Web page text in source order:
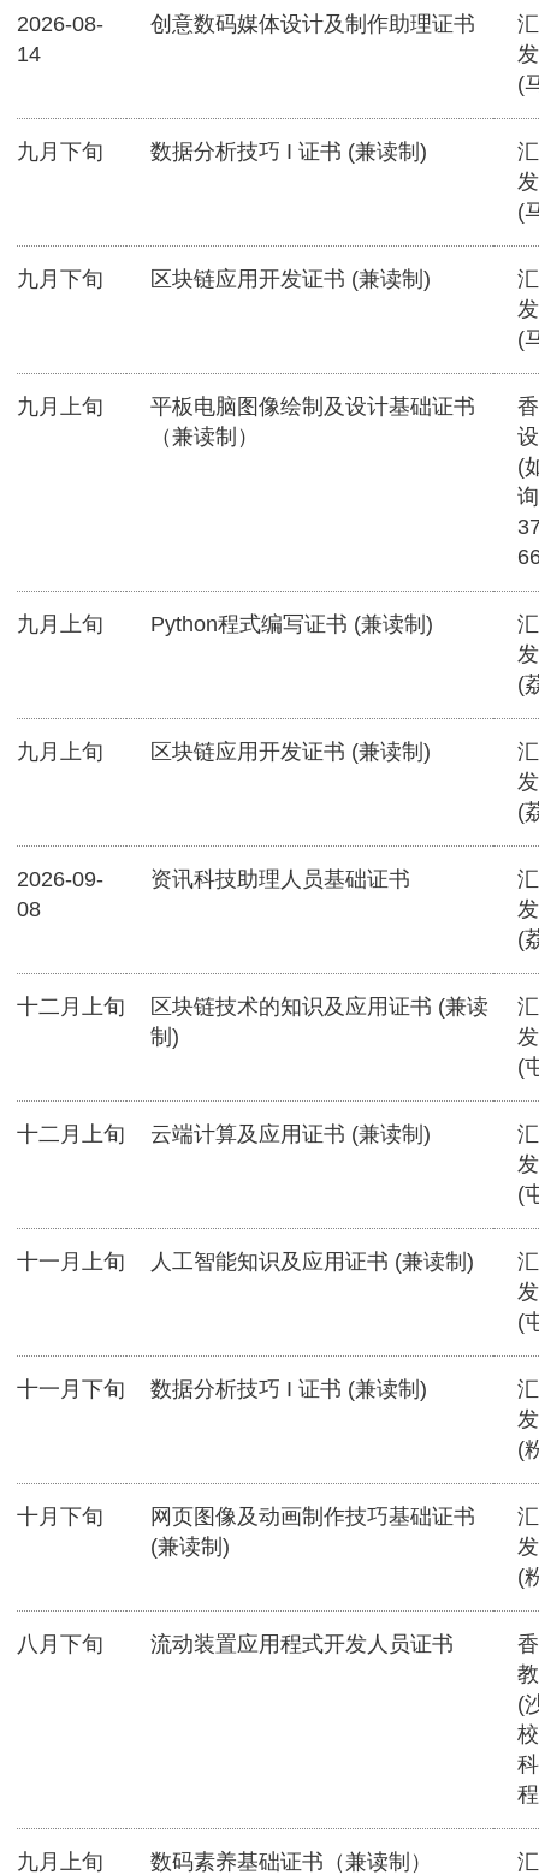
2026-08-
14
创意数码媒体设计及制作助理证书
(
九月下旬 数据分析技巧 I 证书 (兼读制)
(
九月下旬 区块链应用开发证书 (兼读制)
(
九月上旬
平板电脑图像绘制及设计基础证书
（兼读制）
(
九月上旬 Python程式编写证书 (兼读制)
(
九月上旬 区块链应用开发证书 (兼读制)
(
2026-09-
08
资讯科技助理人员基础证书
(
十二月上旬
区块链技术的知识及应用证书 (兼读
制)
(
十二月上旬 云端计算及应用证书 (兼读制)
(
十一月上旬 人工智能知识及应用证书 (兼读制)
(
十一月下旬 数据分析技巧 I 证书 (兼读制)
(
十月下旬
网页图像及动画制作技巧基础证书
(兼读制)
(
八月下旬 流动装置应用程式开发人员证书
(
九月上旬 数码素养基础证书（兼读制）